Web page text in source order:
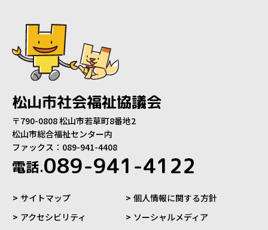
松山市社会福祉協議会
〒790-0808 松山市若草町8番地2
松山市総合福祉センター内
ファックス：089-941-4408
電話.089-941-4122
サイトマップ
個人情報に関する方針
アクセシビリティ
ソーシャルメディア